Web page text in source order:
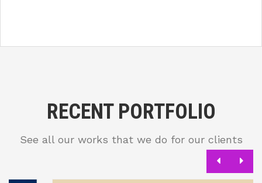
RECENT PORTFOLIO
See all our works that we do for our clients